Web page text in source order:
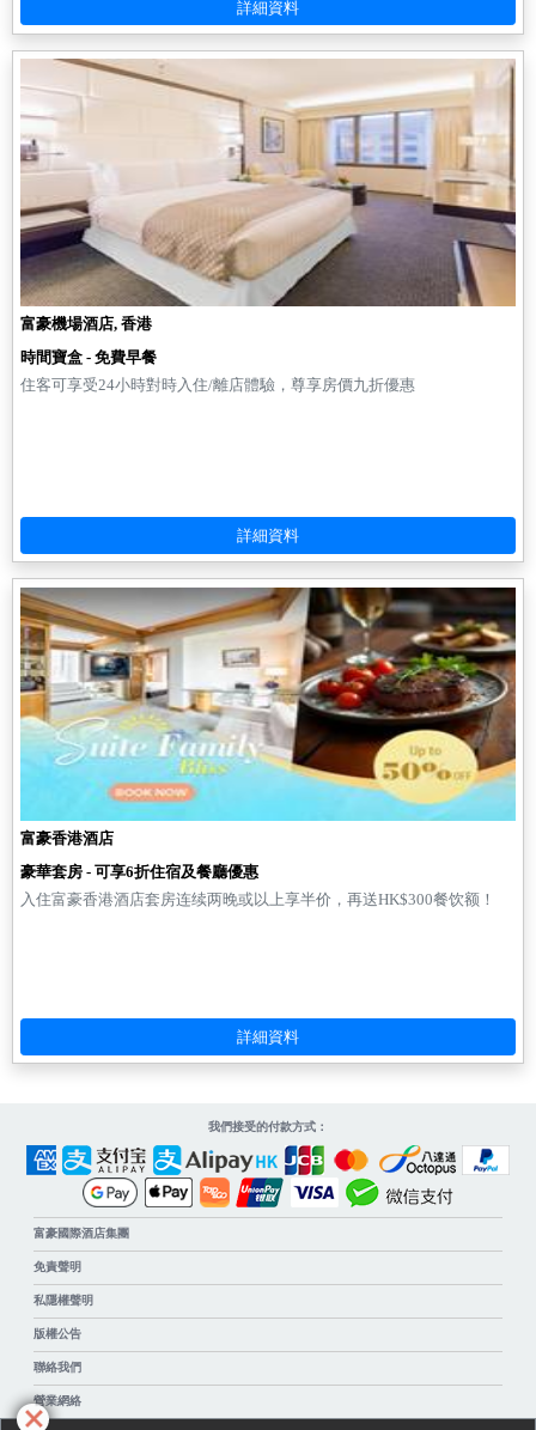
富豪機場酒店, 香港
時間寶盒 - 免費早餐
住客可享受24小時對時入住/離店體驗，尊享房價九折優惠
富豪香港酒店
豪華套房 - 可享6折住宿及餐廳優惠
入住富豪香港酒店套房连续两晚或以上享半价，再送HK$300餐饮额！
富豪國際酒店集團
免責聲明
私隱權聲明
版權公告
聯絡我們
營業網絡
我們接受的付款方式：